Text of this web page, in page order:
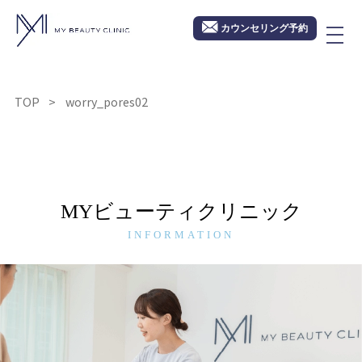
カウンセリング予約
TOP worry_pores02
MYビューティクリニック
INFORMATION